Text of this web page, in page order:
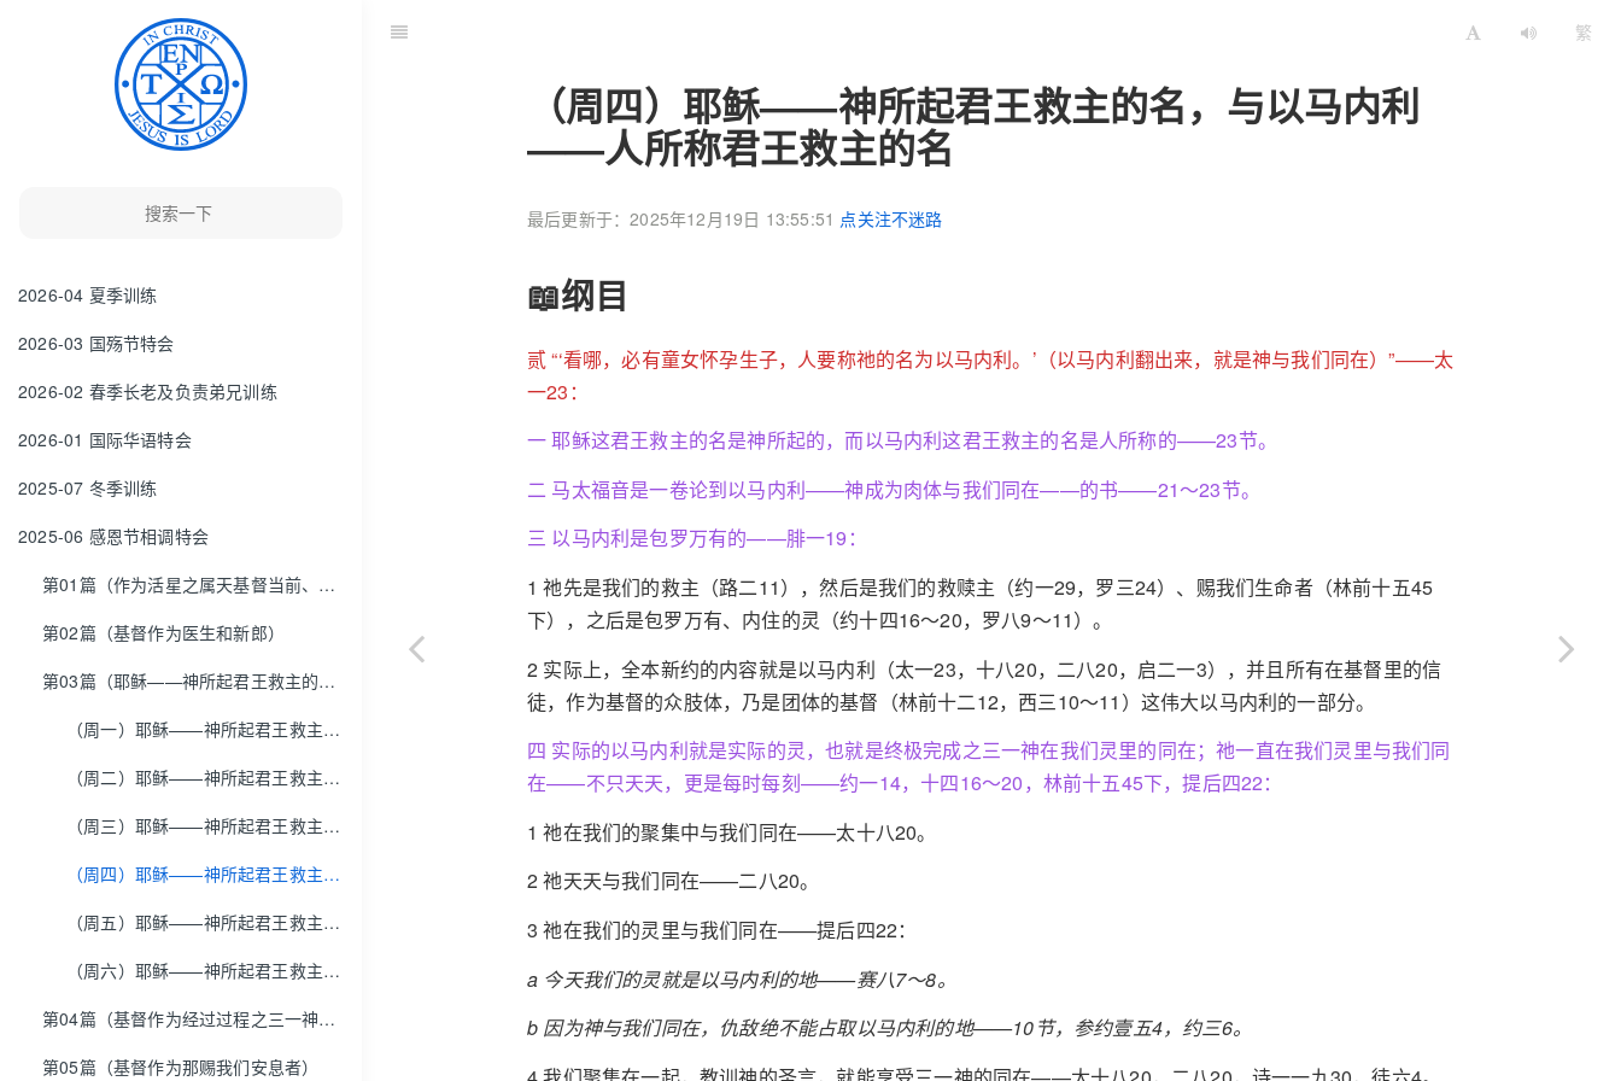
2026-04 夏季训练
2026-03 国殇节特会
2026-02 春季长老及负责弟兄训练
2026-01 国际华语特会
2025-07 冬季训练
2025-06 感恩节相调特会
第01篇（作为活星之属天基督当前、即时、活的异象）
第02篇（基督作为医生和新郎）
第03篇（耶稣——神所起君王救主的名，与以马内利——人所称君王救主的名）
（周一）耶稣——神所起君王救主的名，与以马内利——人所称君王救主的名
（周二）耶稣——神所起君王救主的名，与以马内利——人所称君王救主的名
（周三）耶稣——神所起君王救主的名，与以马内利——人所称君王救主的名
（周四）耶稣——神所起君王救主的名，与以马内利——人所称君王救主的名
（周五）耶稣——神所起君王救主的名，与以马内利——人所称君王救主的名
（周六）耶稣——神所起君王救主的名，与以马内利——人所称君王救主的名
第04篇（基督作为经过过程之三一神的中心）
第05篇（基督作为那赐我们安息者）
繁
（周四）耶稣——神所起君王救主的名，与以马内利
——人所称君王救主的名
最后更新于：2025年12月19日 13:55:51 点关注不迷路
📖纲目
贰 “‘看哪，必有童女怀孕生子，人要称祂的名为以马内利。’（以马内利翻出来，就是神与我们同在）”——太
一23：
一 耶稣这君王救主的名是神所起的，而以马内利这君王救主的名是人所称的——23节。
二 马太福音是一卷论到以马内利——神成为肉体与我们同在——的书——21～23节。
三 以马内利是包罗万有的——腓一19：
1 祂先是我们的救主（路二11），然后是我们的救赎主（约一29，罗三24）、赐我们生命者（林前十五45
下），之后是包罗万有、内住的灵（约十四16～20，罗八9～11）。
2 实际上，全本新约的内容就是以马内利（太一23，十八20，二八20，启二一3），并且所有在基督里的信
徒，作为基督的众肢体，乃是团体的基督（林前十二12，西三10～11）这伟大以马内利的一部分。
四 实际的以马内利就是实际的灵，也就是终极完成之三一神在我们灵里的同在；祂一直在我们灵里与我们同
在——不只天天，更是每时每刻——约一14，十四16～20，林前十五45下，提后四22：
1 祂在我们的聚集中与我们同在——太十八20。
2 祂天天与我们同在——二八20。
3 祂在我们的灵里与我们同在——提后四22：
a 今天我们的灵就是以马内利的地——赛八7～8。
b 因为神与我们同在，仇敌绝不能占取以马内利的地——10节，参约壹五4，约三6。